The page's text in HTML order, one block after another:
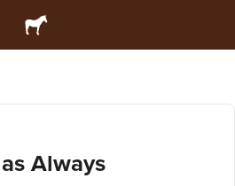
Always